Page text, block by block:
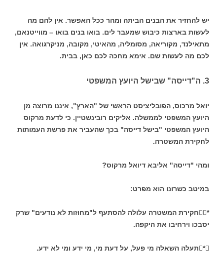
יש להחזיר את הבנים הביתה ומהר ככל האפשר. אין להם מה
לעשות בארצות כיבוש שמעבר לים. בואו בנים בואו – מווייטנאם,
מתאילנד, מקוריאה, מסומליה, מהאיטי, מקובה, מניקרגואה. אין
לכם מה לעשות שם. אימא מחכה לכם כאן, בבית.
3. ה"דייסה" שבישל היועץ המשפטי
יואל מרכוס, הפובליציסט הראשי של "הארץ", איננו מרוצה מן
היועץ המשפטי לממשלה. אליקים רובינשטיין. כי לדעת מרקוס
היועץ המשפטי "בישל דייסה" בכך שהעביר את פרשת העמותות
לחקירת המשטרה.
ומהי "דייסה" אליבא דיואל מרקוס?
במיטב כשרונו הוא מפרט:
*חקירת המשטרה עלולה להסתעף ל"מחוזות לא נודעים" שרק
יסבכו וירחיבו את היקפה.
*תעלה השאלה מי פעל, על דעת מי, מי ידע ומי לא ידע.